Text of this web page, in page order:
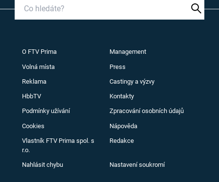
O FTV Prima Management
Volná místa Press
Reklama Castingy a výzvy
HbbTV Kontakty
Podmínky užívání Zpracování osobních údajů
Cookies Nápověda
Vlastník FTV Prima spol. s
r.o.
Redakce
Nahlásit chybu Nastavení soukromí